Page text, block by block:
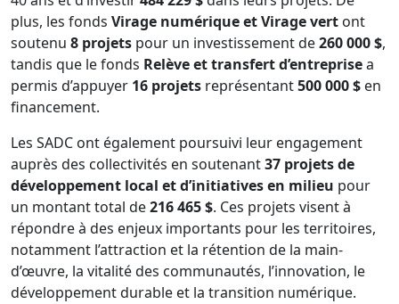
plus, les fonds Virage numérique et Virage vert ont
soutenu 8 projets pour un investissement de260 000 $,
tandis que le fonds Relève et transfert d’entreprisea
permis d’appuyer 16 projets représentant500 000 $ en
financement.
Les SADC ont également poursuivi leur engagement
auprès des collectivités en soutenant37 projets de
développement local et d’initiatives en milieu pour
un montant total de216 465 $. Ces projets visent à
répondre à des enjeux importants pour les territoires,
notamment l’attraction et la rétention de la main-
d’œuvre, la vitalité des communautés, l’innovation, le
développement durable et la transition numérique.